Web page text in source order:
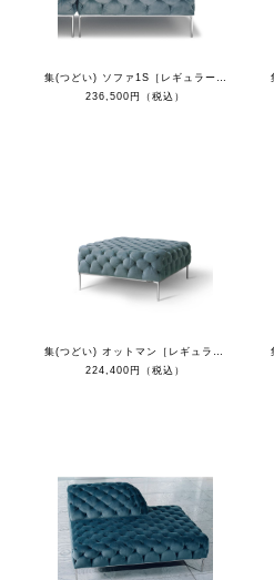
集(つどい) ソファ1S［レギュラーカラー］
236,500円（税込）
集(つどい) オットマン［レギュラーカラー］
224,400円（税込）